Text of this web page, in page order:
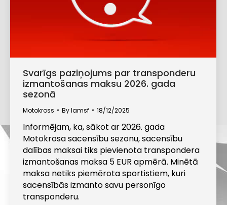
Svarīgs paziņojums par transponderu
izmantošanas maksu 2026. gada
sezonā
Motokross Bylamsf 18/12/2025
Informējam, ka, sākot ar 2026. gada
Motokrosa sacensību sezonu, sacensību
dalības maksai tiks pievienota transpondera
izmantošanas maksa 5 EUR apmērā. Minētā
maksa netiks piemērota sportistiem, kuri
sacensībās izmanto savu personīgo
transponderu.